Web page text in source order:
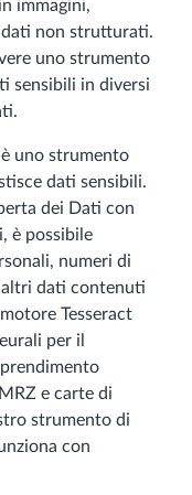
immagini,
non strutturati.
uno strumento
sensibili in diversi
uno strumento
dati sensibili.
dei Dati con
è possibile
numeri di
dati contenuti
Tesseract
per il
e carte di
strumento di
con